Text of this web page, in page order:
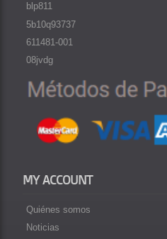
blp811
5b10q93737
611481-001
08jvdg
MY ACCOUNT
Quiénes somos
Noticias